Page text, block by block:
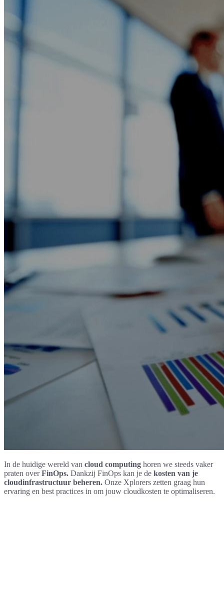
In de huidige wereld van cloud computing horen we steeds vaker
praten overFinOps. Dankzij FinOps kan je de kosten van je
cloudinfrastructuur beheren. Onze Xplorers zetten graag hun
ervaring en best practices in om jouw cloudkosten te optimaliseren.